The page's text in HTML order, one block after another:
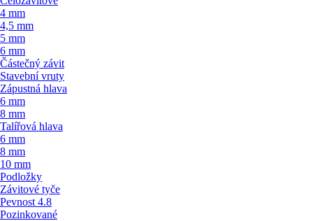
4 mm
4,5 mm
5 mm
6 mm
Částečný závit
Stavební vruty
Zápustná hlava
6 mm
8 mm
Talířová hlava
6 mm
8 mm
10 mm
Podložky
Závitové tyče
Pevnost 4.8
Pozinkované